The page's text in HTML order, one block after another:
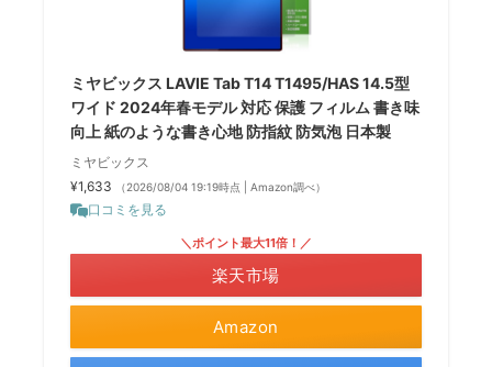
ミヤビックス LAVIE Tab T14 T1495/HAS 14.5型
ワイド 2024年春モデル 対応 保護 フィルム 書き味
向上 紙のような書き心地 防指紋 防気泡 日本製
ミヤビックス
¥1,633
（2026/08/04 19:19時点 | Amazon調べ）
口コミを見る
Amazon
＼ポイント最大11倍！／
楽天市場